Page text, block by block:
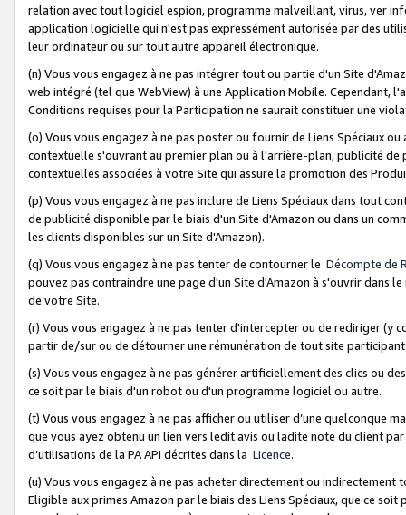
relation avec tout logiciel espion, programme malveillant, virus, ver
application logicielle qui n'est pas expressément autorisée par des
leur ordinateur ou sur tout autre appareil électronique.
(n) Vous vous engagez à ne pas intégrer tout ou partie d'un Site
web intégré (tel que WebView) à une Application Mobile. Cependant,
Conditions requises pour la Participation ne saurait constituer une
(o) Vous vous engagez à ne pas poster ou fournir de Liens Spéciaux
contextuelle s'ouvrant au premier plan ou à l'arrière-plan, publicité
contextuelles associées à votre Site qui assure la promotion des
(p) Vous vous engagez à ne pas inclure de Liens Spéciaux dans tout
de publicité disponible par le biais d'un Site d'Amazon ou dans un
les clients disponibles sur un Site d'Amazon).
(q) Vous vous engagez à ne pas tenter de contourner le Décompte de
pouvez pas contraindre une page d'un Site d'Amazon à s'ouvrir dans
de votre Site.
(r) Vous vous engagez à ne pas tenter d'intercepter ou de rediriger
partir de/sur ou de détourner une rémunération de tout site
(s) Vous vous engagez à ne pas générer artificiellement des clics ou
ce soit par le biais d'un robot ou d'un programme logiciel ou autre.
(t) Vous vous engagez à ne pas afficher ou utiliser d’une quelconque
que vous ayez obtenu un lien vers ledit avis ou ladite note du client
d’utilisations de la PA API décrites dans la Licence.
(u) Vous vous engagez à ne pas acheter directement ou
Eligible aux primes Amazon par le biais des Liens Spéciaux, que ce